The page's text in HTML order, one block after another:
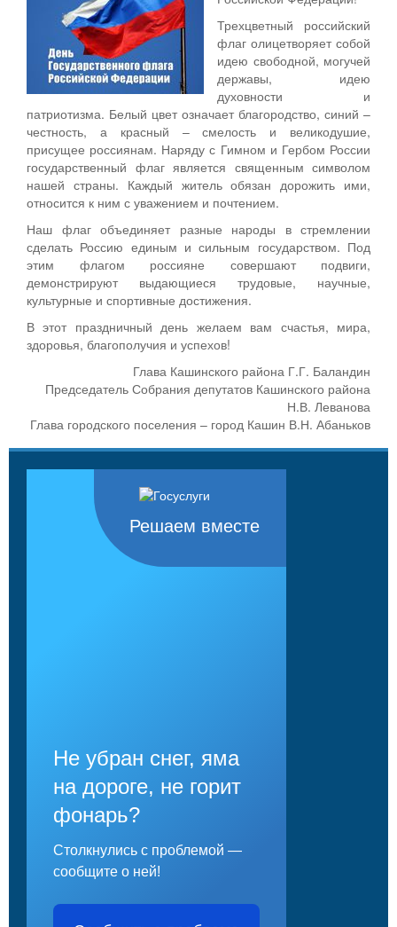
Трехцветный российский
флаг олицетворяет собой
идею свободной, могучей
державы, идею
духовности и
патриотизма. Белый цвет означает благородство, синий –
честность, а красный – смелость и великодушие,
присущее россиянам. Наряду с Гимном и Гербом России
государственный флаг является священным символом
нашей страны. Каждый житель обязан дорожить ими,
относится к ним с уважением и почтением.
Наш флаг объединяет разные народы в стремлении
сделать Россию единым и сильным государством. Под
этим флагом россияне совершают подвиги,
демонстрируют выдающиеся трудовые, научные,
культурные и спортивные достижения.
В этот праздничный день желаем вам счастья, мира,
здоровья, благополучия и успехов!
Глава Кашинского района Г.Г. Баландин
Председатель Собрания депутатов Кашинского района
Н.В. Леванова
Глава городского поселения – город Кашин В.Н. Абаньков
Решаем вместе
Не убран снег, яма
на дороге, не горит
фонарь?
Столкнулись с проблемой —
сообщите о ней!